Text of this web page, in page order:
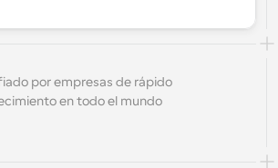
por empresas de rápido
en todo el mundo